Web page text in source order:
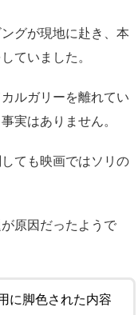
グが現地に赴き、本
ていました。
ルガリーを離れてい
実はありません。
ても映画ではソリの
原因だったようで
に脚色された内容